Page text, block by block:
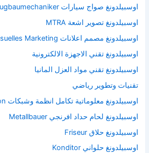
اوسبيلدونغ صواج سيارات Fahrzeugbaumechaniker
اوسبيلدونغ تصوير اشعة MTRA
اوسبيلدونغ مصمم اعلانات Gestalter visuelles Marketing
اوسبيلدونغ تقني الاجهزة الالكترونية
اوسبيلدونغ تقني مواد العزل المانيا
تقنيات وتطوير رياضي
اوسبيلدونغ معلوماتية تكامل انظمة وشبكات Systemintegration
اوسبيلدونغ لحام حداد افرنجي Metallbauer
اوسبيلدونغ حلاق Friseur
اوسبيلدونغ حلواني Konditor